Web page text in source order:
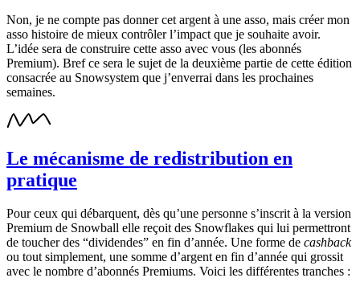
Non, je ne compte pas donner cet argent à une asso, mais créer mon
asso histoire de mieux contrôler l’impact que je souhaite avoir.
L’idée sera de construire cette asso avec vous (les abonnés
Premium). Bref ce sera le sujet de la deuxième partie de cette édition
consacrée au Snowsystem que j’enverrai dans les prochaines
semaines.
Le mécanisme de redistribution en
pratique
Pour ceux qui débarquent, dès qu’une personne s’inscrit à la version
Premium de Snowball elle reçoit des Snowflakes qui lui permettront
de toucher des “dividendes” en fin d’année. Une forme de cashback
ou tout simplement, une somme d’argent en fin d’année qui grossit
avec le nombre d’abonnés Premiums. Voici les différentes tranches :